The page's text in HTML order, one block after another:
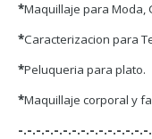
*Maquillaje para Moda,
*Caracterizacion para
*Peluqueria para plato.
*Maquillaje corporal y
-.-.-.-.-.-.-.-.-.-.-.-.-.-